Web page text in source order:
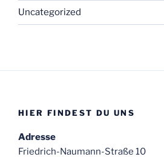
Uncategorized
HIER FINDEST DU UNS
Adresse
Friedrich-Naumann-Straße 10